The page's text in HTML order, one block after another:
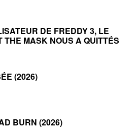
DE FREDDY 3, LE
THE MASK NOUS A QUITTÉS
(2026)
BURN (2026)